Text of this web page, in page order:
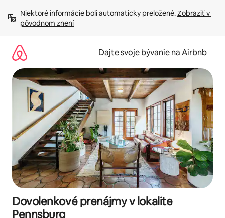
obsah.
Niektoré informácie boli automaticky preložené. Zobraziť v
pôvodnom znení
Dajte svoje bývanie na Airbnb
Dovolenkové prenájmy v lokalite
Pennsburg